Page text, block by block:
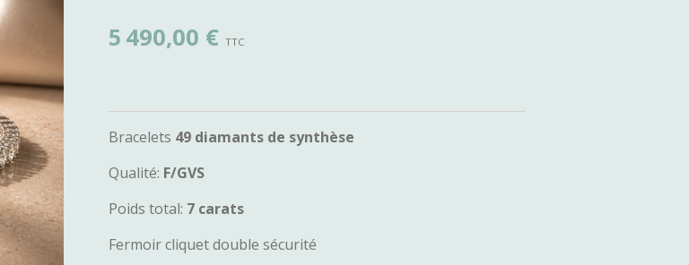
5 490,00 €
Bracelets 49 diamants de synthèse
Qualité: F/GVS
Poids total: 7 carats
Fermoir cliquet double sécurité